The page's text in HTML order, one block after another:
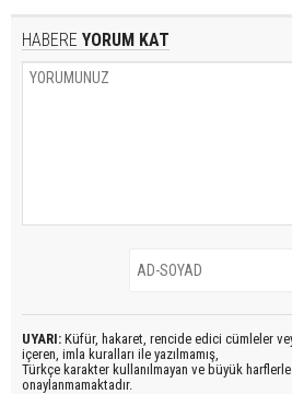
HABERE YORUM KAT
UYARI: Küfür, hakaret, rencide edici cümleler
içeren, imla kuralları ile yazılmamış,
Türkçe karakter kullanılmayan ve büyük harflerle
onaylanmamaktadır.